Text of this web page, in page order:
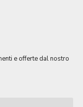
e offerte dal nostro